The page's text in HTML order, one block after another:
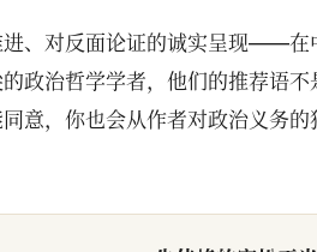
、对反面论证的诚实呈现——在
政治哲学学者，他们的推荐语
意，你也会从作者对政治义务